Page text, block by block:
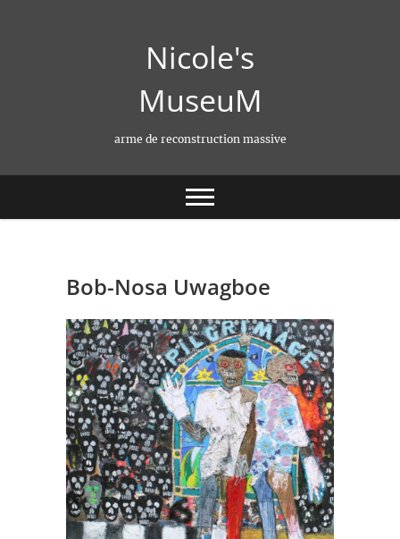
Nicole's
MuseuM
arme de reconstruction massive
Bob-Nosa Uwagboe